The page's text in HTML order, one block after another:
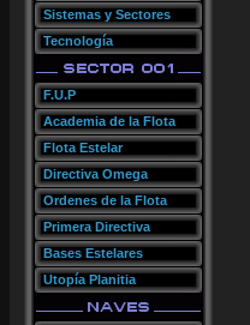
Sistemas y Sectores
Tecnología
F.U.P
Academia de la Flota
Flota Estelar
Directiva Omega
Ordenes de la Flota
Primera Directiva
Bases Estelares
Utopía Planitia